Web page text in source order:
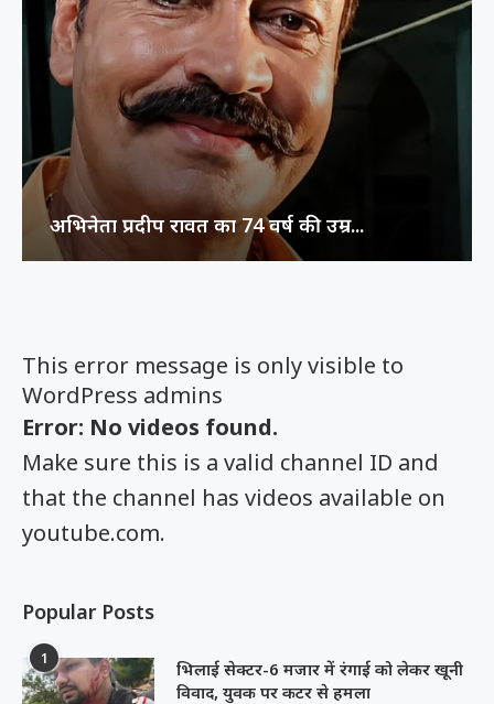
This error message is only visible to
WordPress admins
Error: No videos found.
Make sure this is a valid channel ID and
that the channel has videos available on
youtube.com.
Popular Posts
1
भिलाई सेक्टर-6 मजार में रंगाई को लेकर खूनी
विवाद, युवक पर कटर से हमला
अभिनेता प्रदीप रावत का 74 वर्ष की उम्र...